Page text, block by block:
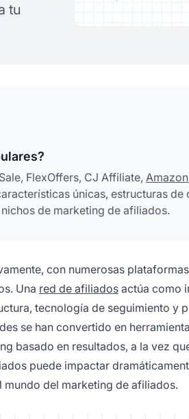
tu
FlexOffers, CJ Affiliate,
únicas, estructuras de
de marketing de afiliados.
con numerosas
Una red de afiliados actúa como
tecnología de seguimiento y
se han convertido en
basado en resultados, a la vez
puede impactar
mundo del marketing de afiliados.